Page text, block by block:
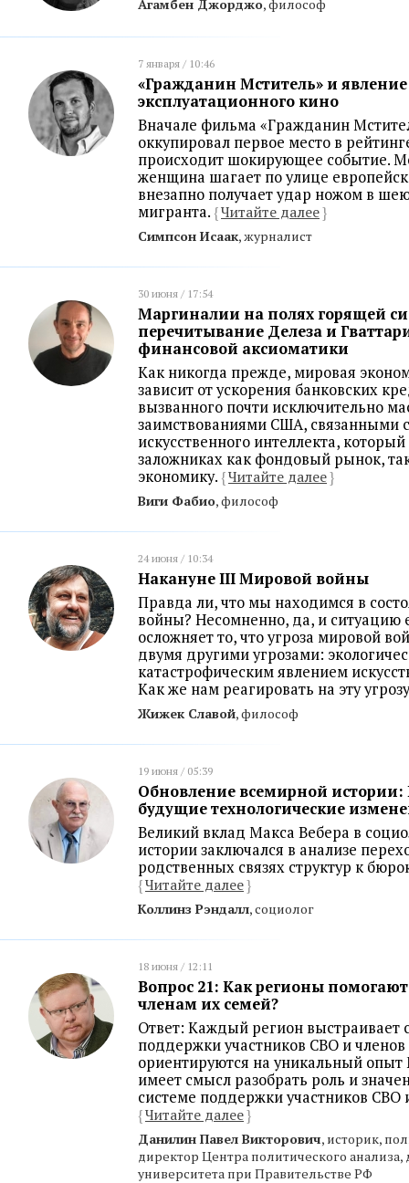
Агамбен Джорджо, философ
7 января / 10:46
«Гражданин Мститель» и
эксплуатационного кино
Вначале фильма «Гражданин
оккупировал первое место в
происходит шокирующее событие.
женщина шагает по улице
внезапно получает удар ножом в
мигранта. {Читайте далее}
Симпсон Исаак, журналист
30 июня / 17:54
Маргиналии на полях горящей
перечитывание Делеза и
финансовой аксиоматики
Как никогда прежде, мировая
зависит от ускорения банковских
вызванного почти исключительно
заимствованиями США, связанными
искусственного интеллекта,
заложниках как фондовый рынок,
экономику. {Читайте далее}
Виги Фабио, философ
24 июня / 10:34
Накануне III Мировой войны
Правда ли, что мы находимся в
войны? Несомненно, да, и ситуацию
осложняет то, что угроза мировой
двумя другими угрозами:
катастрофическим явлением
Как же нам реагировать на эту
Жижек Славой, философ
19 июня / 05:39
Обновление всемирной истории:
будущие технологические
Великий вклад Макса Вебера в
истории заключался в анализе
родственных связях структур к
{Читайте далее}
Коллинз Рэндалл, социолог
18 июня / 12:11
Вопрос 21: Как регионы
членам их семей?
Ответ: Каждый регион выстраивает
поддержки участников СВО и
ориентируются на уникальный
имеет смысл разобрать роль и
системе поддержки участников СВО
{Читайте далее}
Данилин Павел Викторович, историк,
директор Центра политического
университета при Правительстве РФ